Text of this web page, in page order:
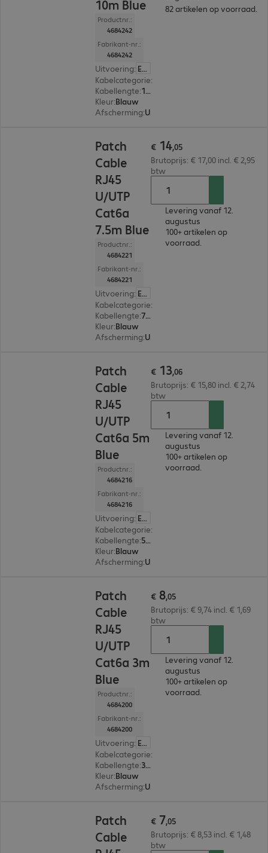
10m Blue
Productnr.:
4684242
Fabrikant-nr.:
4684242
Uitvoering: Europa
Kabelcategorie:
Kabellengte: 10 m
Kleur:Blauw
Afscherming: U/UTP
82 artikelen op voorraad.
Patch
Cable
RJ45
U/UTP
Cat6a
7.5m Blue
Productnr.:
4684221
Fabrikant-nr.:
4684221
Uitvoering: Europa
Kabelcategorie:
Kabellengte: 7,5 m
Kleur:Blauw
Afscherming: U/UTP
€ 14,05
Brutoprijs: € 17,00 incl. € 2,95
btw
Levering vanaf 12.
augustus
100+ artikelen op
voorraad.
Patch
Cable
RJ45
U/UTP
Cat6a 5m
Blue
Productnr.:
4684216
Fabrikant-nr.:
4684216
Uitvoering: Europa
Kabelcategorie:
Kabellengte: 5 m
Kleur:Blauw
Afscherming: U/UTP
€ 13,06
Brutoprijs: € 15,80 incl. € 2,74
btw
Levering vanaf 12.
augustus
100+ artikelen op
voorraad.
Patch
Cable
RJ45
U/UTP
Cat6a 3m
Blue
Productnr.:
4684200
Fabrikant-nr.:
4684200
Uitvoering: Europa
Kabelcategorie:
Kabellengte: 3 m
Kleur:Blauw
Afscherming: U/UTP
€ 8,05
Brutoprijs: € 9,74 incl. € 1,69
btw
Levering vanaf 12.
augustus
100+ artikelen op
voorraad.
Patch
Cable
€ 7,05
Brutoprijs: € 8,53 incl. € 1,48
btw